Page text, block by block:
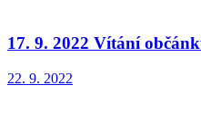
17. 9. 2022 Vítání
22. 9. 2022